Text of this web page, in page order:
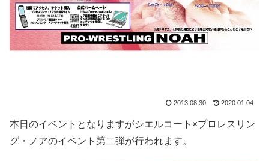
2013.08.30 2020.01.04
本日のイベントとなりますがシエルコート×プロレスリン
グ・ノアのイベント第二弾が行われます。